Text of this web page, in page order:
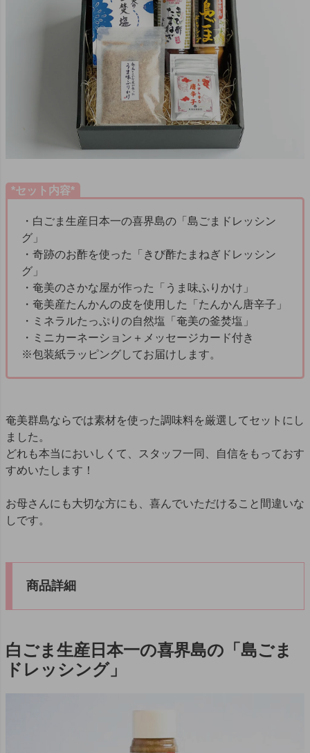
*セット内容*
・白ごま生産日本一の喜界島の「島ごまドレッシン
グ」
・奇跡のお酢を使った「きび酢たまねぎドレッシン
グ」
・奄美のさかな屋が作った「うま味ふりかけ」
・奄美産たんかんの皮を使用した「たんかん唐辛子」
・ミネラルたっぷりの自然塩「奄美の釜焚塩」
・ミニカーネーション＋メッセージカード付き
※包装紙ラッピングしてお届けします。
奄美群島ならでは素材を使った調味料を厳選してセットにし
ました。
どれも本当においしくて、スタッフ一同、自信をもっておす
すめいたします！
お母さんにも大切な方にも、喜んでいただけること間違いな
しです。
商品詳細
白ごま生産日本一の喜界島の「島ごま
ドレッシング」